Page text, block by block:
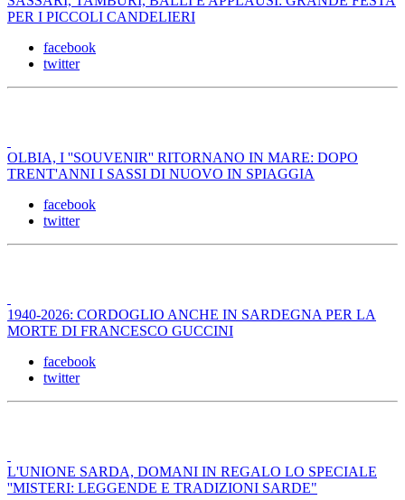
PER I PICCOLI CANDELIERI
facebook
twitter
OLBIA, I ''SOUVENIR'' RITORNANO IN MARE: DOPO
TRENT'ANNI I SASSI DI NUOVO IN SPIAGGIA
facebook
twitter
1940-2026: CORDOGLIO ANCHE IN SARDEGNA PER LA
MORTE DI FRANCESCO GUCCINI
facebook
twitter
L'UNIONE SARDA, DOMANI IN REGALO LO SPECIALE
''MISTERI: LEGGENDE E TRADIZIONI SARDE"